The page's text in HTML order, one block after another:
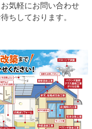
気軽にお問い合わせ
ちしております。